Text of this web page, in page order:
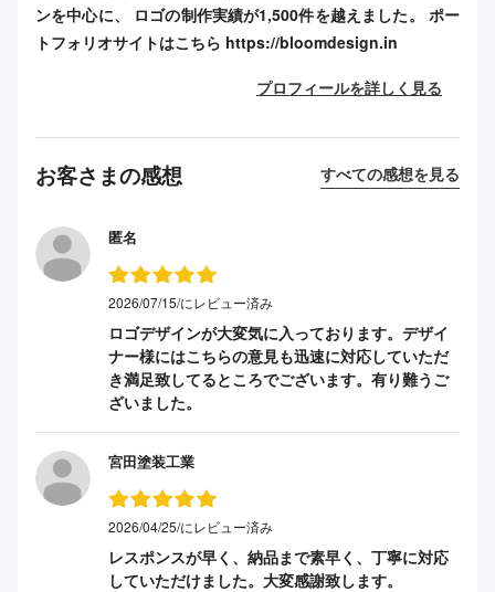
ンを中心に、 ロゴの制作実績が1,500件を越えました。 ポー
トフォリオサイトはこちら https://bloomdesign.in
プロフィールを詳しく見る
お客さまの感想 すべての感想を見る
匿名
2026/07/15/にレビュー済み
ロゴデザインが大変気に入っております。デザイ
ナー様にはこちらの意見も迅速に対応していただ
き満足致してるところでございます。有り難うご
ざいました。
宮田塗装工業
2026/04/25/にレビュー済み
レスポンスが早く、納品まで素早く、丁寧に対応
していただけました。大変感謝致します。